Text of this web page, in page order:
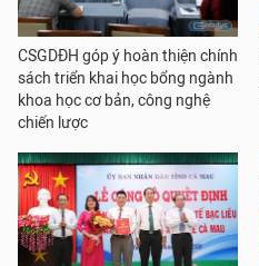
CSGDĐH góp ý hoàn thiện chính
sách triển khai học bổng ngành
khoa học cơ bản, công nghệ
chiến lược